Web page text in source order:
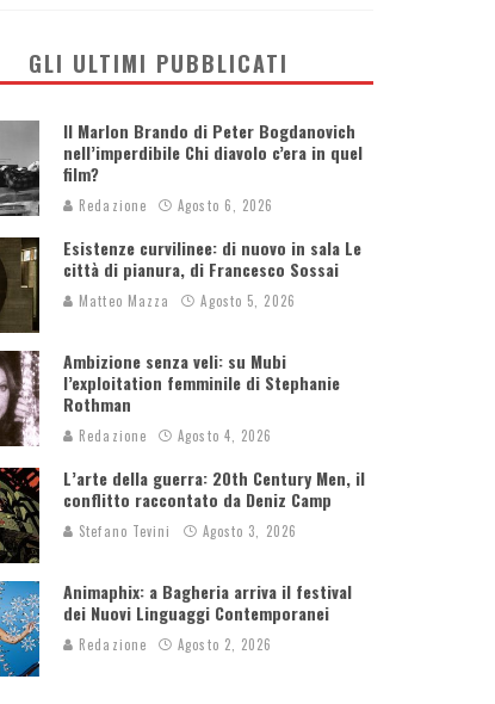
GLI ULTIMI PUBBLICATI
Il Marlon Brando di Peter Bogdanovich
nell’imperdibile Chi diavolo c’era in quel
film?
Redazione Agosto 6, 2026
Esistenze curvilinee: di nuovo in sala Le
città di pianura, di Francesco Sossai
Matteo Mazza Agosto 5, 2026
Ambizione senza veli: su Mubi
l’exploitation femminile di Stephanie
Rothman
Redazione Agosto 4, 2026
L’arte della guerra: 20th Century Men, il
conflitto raccontato da Deniz Camp
Stefano Tevini Agosto 3, 2026
Animaphix: a Bagheria arriva il festival
dei Nuovi Linguaggi Contemporanei
Redazione Agosto 2, 2026